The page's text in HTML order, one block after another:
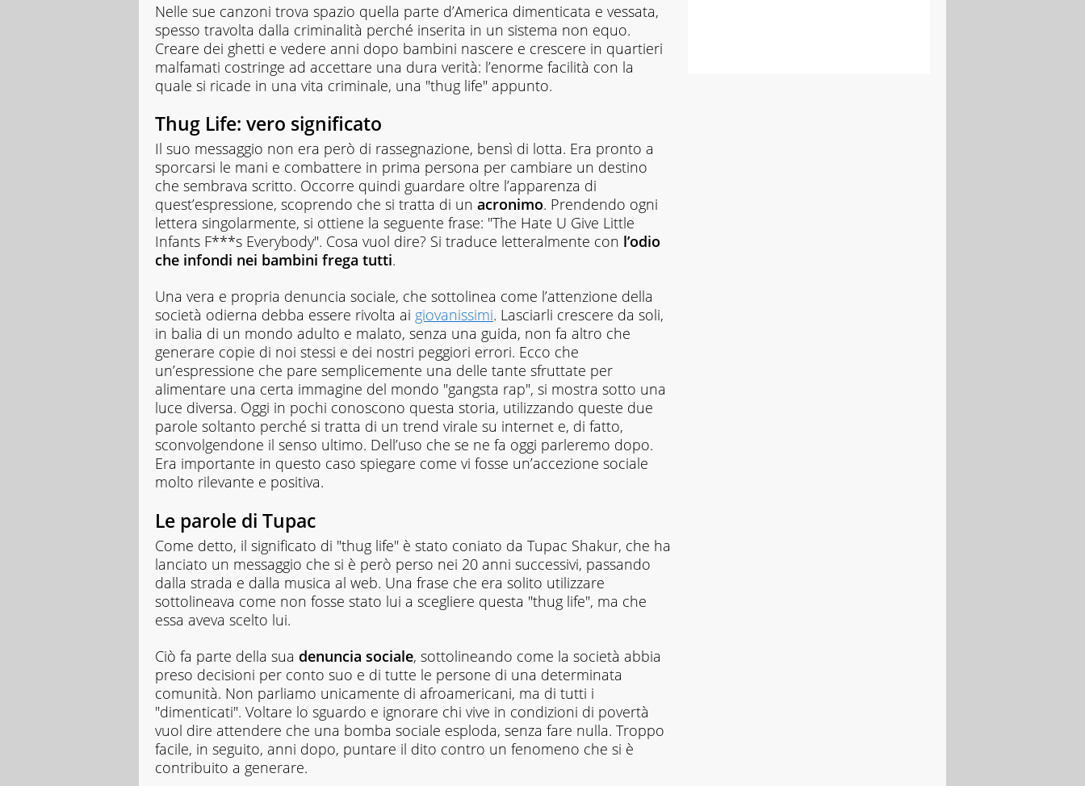
Nelle sue canzoni trova spazio quella parte d’America dimenticata e vessata,
spesso travolta dalla criminalità perché inserita in un sistema non equo.
Creare dei ghetti e vedere anni dopo bambini nascere e crescere in quartieri
malfamati costringe ad accettare una dura verità: l’enorme facilità con la
quale si ricade in una vita criminale, una "thug life" appunto.
Thug Life: vero significato
Il suo messaggio non era però di rassegnazione, bensì di lotta. Era pronto a
sporcarsi le mani e combattere in prima persona per cambiare un destino
che sembrava scritto. Occorre quindi guardare oltre l’apparenza di
quest’espressione, scoprendo che si tratta di un acronimo. Prendendo ogni
lettera singolarmente, si ottiene la seguente frase: "The Hate U Give Little
Infants F***s Everybody". Cosa vuol dire? Si traduce letteralmente con l’odio
che infondi nei bambini frega tutti.
Una vera e propria denuncia sociale, che sottolinea come l’attenzione della
società odierna debba essere rivolta ai giovanissimi. Lasciarli crescere da soli,
in balia di un mondo adulto e malato, senza una guida, non fa altro che
generare copie di noi stessi e dei nostri peggiori errori. Ecco che
un’espressione che pare semplicemente una delle tante sfruttate per
alimentare una certa immagine del mondo "gangsta rap", si mostra sotto una
luce diversa. Oggi in pochi conoscono questa storia, utilizzando queste due
parole soltanto perché si tratta di un trend virale su internet e, di fatto,
sconvolgendone il senso ultimo. Dell’uso che se ne fa oggi parleremo dopo.
Era importante in questo caso spiegare come vi fosse un’accezione sociale
molto rilevante e positiva.
Le parole di Tupac
Come detto, il significato di "thug life" è stato coniato da Tupac Shakur, che ha
lanciato un messaggio che si è però perso nei 20 anni successivi, passando
dalla strada e dalla musica al web. Una frase che era solito utilizzare
sottolineava come non fosse stato lui a scegliere questa "thug life", ma che
essa aveva scelto lui.
Ciò fa parte della sua denuncia sociale, sottolineando come la società abbia
preso decisioni per conto suo e di tutte le persone di una determinata
comunità. Non parliamo unicamente di afroamericani, ma di tutti i
"dimenticati". Voltare lo sguardo e ignorare chi vive in condizioni di povertà
vuol dire attendere che una bomba sociale esploda, senza fare nulla. Troppo
facile, in seguito, anni dopo, puntare il dito contro un fenomeno che si è
contribuito a generare.